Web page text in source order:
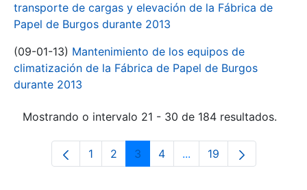
transporte de cargas y elevación de la Fábrica de
Papel de Burgos durante 2013
(09-01-13) Mantenimiento de los equipos de
climatización de la Fábrica de Papel de Burgos
durante 2013
Mostrando o intervalo 21 - 30 de 184 resultados.
Páxina
1 Páxina
2 Páxina
3 Páxina
4 ...Páxinas intermedias
Páxina
19